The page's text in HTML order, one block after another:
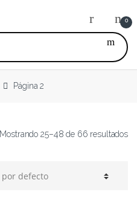
0
Página 2
Mostrando 25–48 de 66 resultados